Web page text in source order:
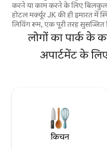
करने या काम करने के लिए
होटल मर्क्यूर JK की ही इमारत में
लिविंग रूम, एक पूरी तरह
आरामदायक बेडरूम और एक
बाथरूम वाला अपार्टमेंट।
रोशनी और एक शानदार लोकेशन,
आसानी से मिल जाती है। कपल्स,
लोगों का पार्क के
अपार्टमेंट के
किचन